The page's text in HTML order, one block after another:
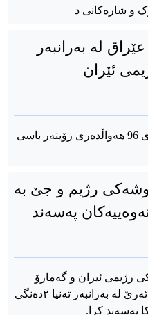
و شاره‌کانی د
لە بەرانبەر
ئێران
رۆژی پێنج شەممە 4ی خەزەلوەری 96 هەواڵدەری رۆیتەر باسی
رژیم و جێ بە
پەسەند
رژیمی ئیران و گەمارۆ
کردنی نێونەتەوەیی)بە ٤۲۳دەنگی ئەرێ لە بەرانبەر تەنیا ۲دەنگی
پەسەند کرا.